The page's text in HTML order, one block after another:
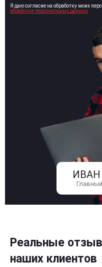
Я даю согласие на обработку моих
обработки персональных данных
Реальные
наших клиентов